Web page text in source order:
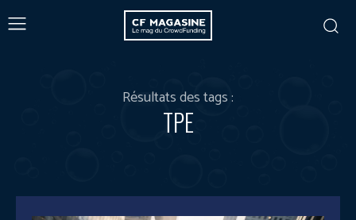
Résultats des tags :
TPE